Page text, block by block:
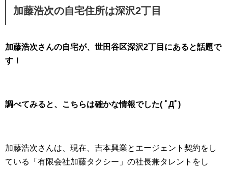
加藤浩次の自宅住所は深沢2丁目
加藤浩次さんの自宅が、世田谷区深沢2丁目にあると話題で
す！
調べてみると、こちらは確かな情報でした( ﾟДﾟ)
加藤浩次さんは、現在、吉本興業とエージェント契約をし
ている「有限会社加藤タクシー」の社長兼タレントをし